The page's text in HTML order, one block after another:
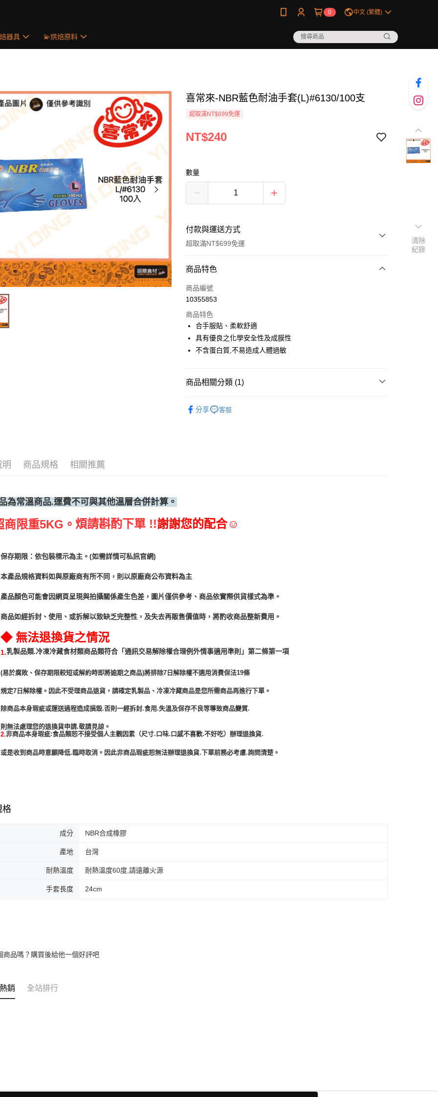
0 中文 (繁體)
器具 💫烘焙原料
喜常來-NBR藍色耐油手套(L)#6130/100支
超取滿NT$699免運
NT$240
數量
付款與運送方式
超取滿NT$699免運
付款方式
信用卡一次付款
運送方式
• 付款後全家取貨
• 付款後7-11取貨
商品特色
商品編號
10355853
商品特色
合手服貼、柔軟舒適
具有優良之化學安全性及成膜性
不含蛋白質,不易造成人體過敏
商品相關分類 (1)
分享
客服
明 商品規格 相關推薦
為常溫商品.運費不可與其他溫層合併計算。
商限重5KG。 煩請斟酌下單 !!謝謝您的配合☺
保存期限：依包裝標示為主。(如需詳情可私訊官網)
本產品規格資料如與原廠商有所不同，則以原廠商公布資料為主
產品顏色可能會因網頁呈現與拍攝關係產生色差，圖片僅供參考、商品依實際供貨樣式為準。
商品如經拆封、使用、或拆解以致缺乏完整性，及失去再販售價值時，將酌收商品整﻿新費用。
◆ 無法退換貨之情況
1.乳製品類.冷凍冷藏食材類商品類符合 「通訊交易解除權合理例外情事適用準則」第二條第一項
(易於腐敗、保存期限較短或解約時即將逾期之商品)將排除7日解除權不適用消費保法19條
規定7日解除權。因此不受理商品退貨，請確定乳製品、冷凍冷藏商品是您所需商品再進行下單。
除商品本身瑕疵或運送過程造成損毀.否則一經拆封.食用.失溫及保存不良等導致商品變質.
2.非商品本身瑕疵:食品類恕不接受個人主觀因素（尺寸.口味.口感不喜歡.不好吃）辦理退換貨.
或是收到商品時意願降低.臨時取消。因此非商品瑕疵恕無法辦理退換貨.下單前務必考慮.詢問清楚。
格
成分 NBR合成橡膠
產地 台灣
耐熱溫度 耐熱溫度60度,請遠離火源
手套長度 24cm
商品嗎？購買後給他一個好評吧
銷 全站排行
清除
紀錄